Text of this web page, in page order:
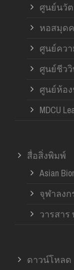
ศูนย์นวัต
หอสมุด
ศูนย์คว
ศูนย์ชีววิ
ศูนย์ห้อ
MDCU
สื่อสิ่งพิมพ์
Asian
จุฬาลง
วารสาร
ดาวน์โหลด